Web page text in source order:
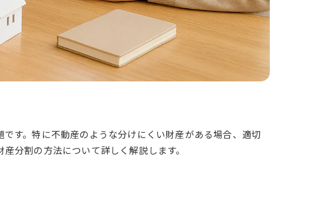
す。特に不動産のような分けにくい財産がある場合、適切
分割の方法について詳しく解説します。